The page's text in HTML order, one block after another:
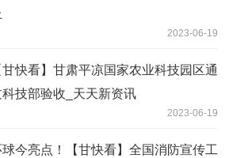
2023-06-19
甘快看】甘肃平凉国家农业科技园区通
科技部验收_天天新资讯
2023-06-19
球今亮点！【甘快看】全国消防宣传工